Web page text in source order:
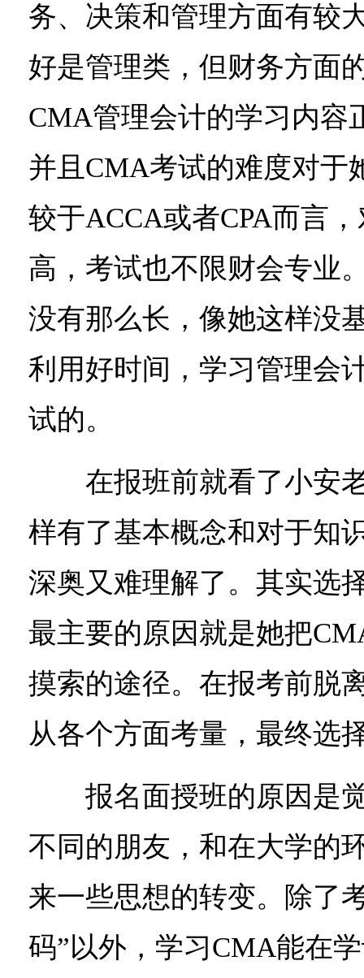
务、决策和管理方面有较
好是管理类，但财务方面
CMA管理会计的学习内容
并且CMA考试的难度对于
较于ACCA或者CPA而言
高，考试也不限财会专业
没有那么长，像她这样没
利用好时间，学习管理会
试的。
在报班前就看了小安老
样有了基本概念和对于知
深奥又难理解了。其实选
最主要的原因就是她把
摸索的途径。在报考前脱
从各个方面考量，最终选
报名面授班的原因是觉
不同的朋友，和在大学的
来一些思想的转变。除了
码”以外，学习CMA能在